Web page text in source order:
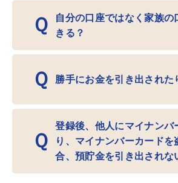
Ｑ
自分の口座ではなく家族の
きる？
Ｑ 勝手にお金を引き出された
Ｑ
登録後、他人にマイナンバ
り、マイナンバーカードを
合、預貯金を引き出されな